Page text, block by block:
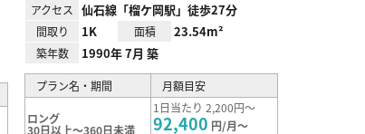
アクセス 仙石線「榴ケ岡駅」徒歩27分
間取り 1K 面積 23.54m²
築年数 1990年 7月 築
プラン名・期間 月額目安
ロング
30日以上～360日未満
1日当たり 2,200円～
92,400 円/月～